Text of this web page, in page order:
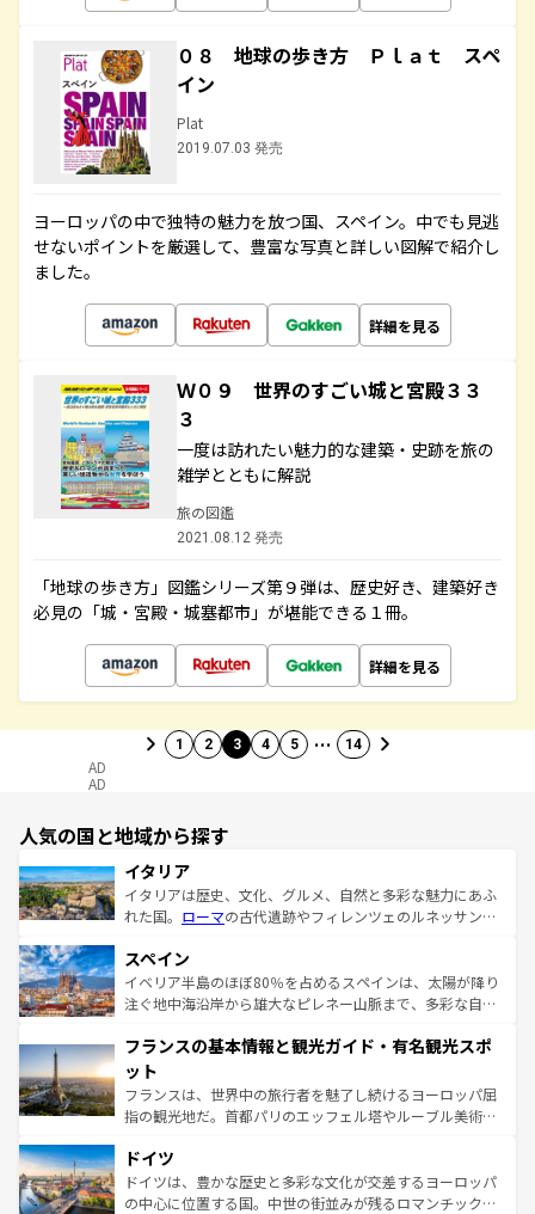
０８ 地球の歩き方 Ｐｌａｔ スペ
イン
Plat
2019.07.03 発売
ヨーロッパの中で独特の魅力を放つ国、スペイン。中でも見逃
せないポイントを厳選して、豊富な写真と詳しい図解で紹介し
ました。
詳細を見る
Ｗ０９ 世界のすごい城と宮殿３３
３
一度は訪れたい魅力的な建築・史跡を旅の
雑学とともに解説
旅の図鑑
2021.08.12 発売
「地球の歩き方」図鑑シリーズ第９弾は、歴史好き、建築好き
必見の「城・宮殿・城塞都市」が堪能できる１冊。
詳細を見る
1 2 3 4 5 … 14
AD
AD
人気の国と地域から探す
イタリア
イタリアは歴史、文化、グルメ、自然と多彩な魅力にあふ
れた国。 ローマの古代遺跡やフィレンツェのルネッサンス
ろん、トスカーナの美しい田園風景やアマルフィ海岸の絶
景など、自然景観も見逃せない。観光の合間には、本場の
ピザやパスタなど、絶品のイタリア料理を堪能することも
ませてくれるイタリアで、忘れられない旅をしてみよう！
なお、新着のイタリア情報は
しい。
スペイン
イベリア半島のほぼ80％を占めるスペインは、太陽が降り
注ぐ地中海沿岸から雄大なピレネー山脈まで、多彩な自然
文化が根付くこの国では、情熱的なフラメンコ、熱気あふ
れる闘牛、そして美味しいタパスが生活の一部となってい
る。首都マドリードの洗練された雰囲気や、バルセロナの
アートに溢れた街角から、地方では古代ローマ遺跡や中世
せる。地方によって風土や気候が異なるスペインはその個
性で訪れる人を魅了する。 なお、新着のスペイン情報は コ
ンテンツ一覧を参照してほしい。
フランスの基本情報と観光ガイド・有名観光スポ
ット
フランスは、世界中の旅行者を魅了し続けるヨーロッパ屈
指の観光地だ。首都パリのエッフェル塔やルーブル美術館
で、幅広い魅力が詰まっている。華麗な宮殿、歴史的な大
聖堂、美しいビーチ、そして豊かな自然が、訪れる者を心
から魅了する。また、フランスは美食の国としても知ら
ドイツ
ドイツは、豊かな歴史と多彩な文化が交差するヨーロッパ
の中心に位置する国。中世の街並みが残るロマンチック街